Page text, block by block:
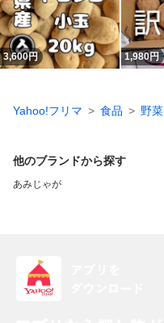
3,600円 1,980円
Yahoo!フリマ 食品 野菜
他のブランドから探す
あみじゃが